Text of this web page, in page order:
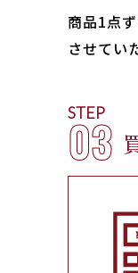
商品1点
させてい
STEP
03